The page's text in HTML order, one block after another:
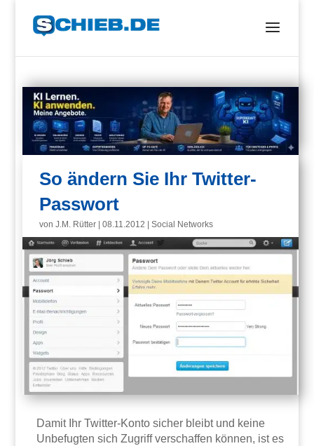
So ändern Sie Ihr Twitter-
Passwort
vonJ.M. Rütter |08.11.2012 |Social Networks
Damit Ihr Twitter-Konto sicher bleibt und keine
Unbefugten sich Zugriff verschaffen können, ist es